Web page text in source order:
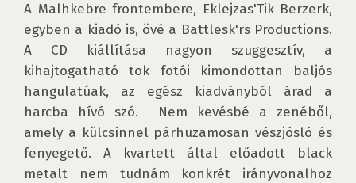
A Malhkebre frontembere, Eklejzas'Tik Berzerk,
egyben a kiadó is, övé a Battlesk'rs Productions.
A CD kiállítása nagyon szuggesztív, a
kihajtogatható tok fotói kimondottan baljós
hangulatúak, az egész kiadványból árad a
harcba hívó szó.  Nem kevésbé a zenéből,
amely a külcsínnel párhuzamosan vészjósló és
fenyegető. A kvartett által előadott black
metalt nem tudnám konkrét irányvonalhoz